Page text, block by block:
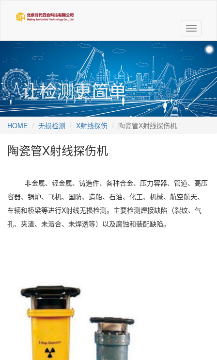
Toggle
让检测更简单
HOME 无损检测 X射线探伤 陶瓷管X射线探伤机
陶瓷管X射线探伤机
非金属、轻金属、铸造件、各种合金、压力容器、管道、高压
容器、锅炉、飞机、国防、造船、石油、化工、机械、航空航天、
车辆和桥梁等进行X射线无损检测。主要检测焊接缺陷（裂纹、气
孔、夹渣、未溶合、未焊透等）以及腐蚀和装配缺陷。